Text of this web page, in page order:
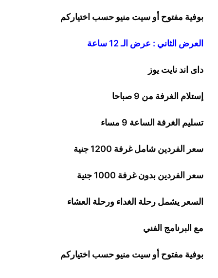
بوفية مفتوح أو سيت منيو حسب اختياركم
العرض الثاني : عرض الـ 12 ساعة
داى اند نايت يوز
إستلام الغرفة من 9 صباحا
تسليم الغرفة الساعة 9 مساء
سعر الفردين شامل غرفة 1200 جنية
سعر الفردين بدون غرفة 1000 جنية
السعر يشمل رحلة الغداء ورحلة العشاء
مع البرنامج الفني
بوفية مفتوح أو سيت منيو حسب اختياركم